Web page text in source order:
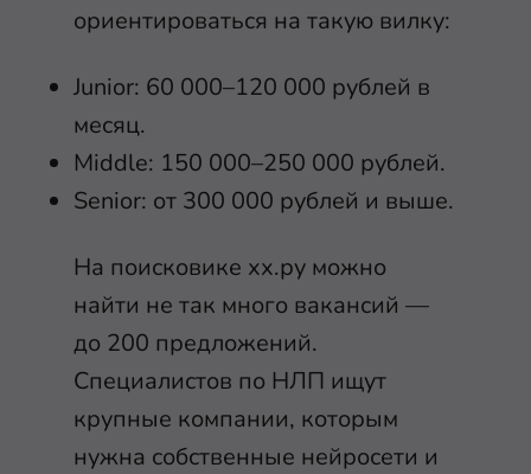
ориентироваться на такую вилку:
Junior: 60 000–120 000 рублей в
месяц.
Middle: 150 000–250 000 рублей.
Senior: от 300 000 рублей и выше.
На поисковике хх.ру можно
найти не так много вакансий —
до 200 предложений.
Специалистов по НЛП ищут
крупные компании, которым
нужна собственные нейросети и